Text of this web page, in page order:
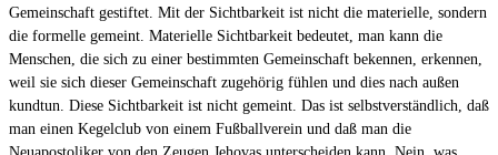
Gemeinschaft gestiftet. Mit der Sichtbarkeit ist nicht die materielle, sondern
die formelle gemeint. Materielle Sichtbarkeit bedeutet, man kann die
Menschen, die sich zu einer bestimmten Gemeinschaft bekennen, erkennen,
weil sie sich dieser Gemeinschaft zugehörig fühlen und dies nach außen
kundtun. Diese Sichtbarkeit ist nicht gemeint. Das ist selbstverständlich, daß
man einen Kegelclub von einem Fußballverein und daß man die